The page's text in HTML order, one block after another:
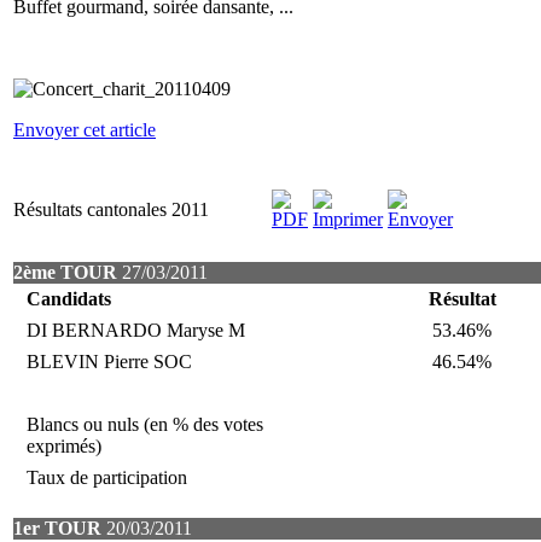
Buffet gourmand, soirée dansante, ...
Envoyer cet article
Résultats cantonales 2011
2ème TOUR 27/03/2011
Candidats
Résultat
DI BERNARDO Maryse M
53.46%
BLEVIN Pierre SOC
46.54%
Blancs ou nuls (en % des votes
exprimés)
Taux de participation
1er TOUR 20/03/2011